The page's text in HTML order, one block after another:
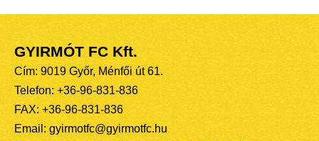
GYIRMÓT FC Kft.
Cím: 9019 Győr, Ménfői út 61.
Telefon: +36-96-831-836
FAX: +36-96-831-836
Email: gyirmotfc@gyirmotfc.hu